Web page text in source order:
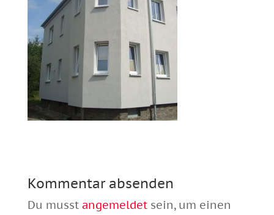
Kommentar absenden
Du musst angemeldetsein, um einen